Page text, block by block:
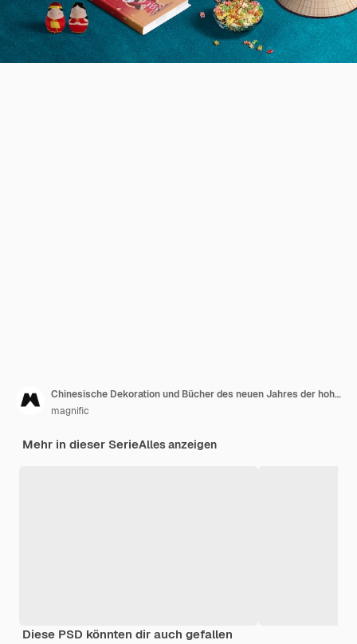
Chinesische Dekoration und Bücher des neuen Jahres der hohen Ansicht
magnific
Mehr in dieser SerieAlles anzeigen
Diese PSD könnten dir auch gefallen